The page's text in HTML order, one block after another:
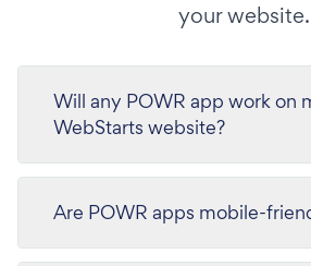
your website.
Will any POWR app work on
WebStarts website?
Are POWR apps mobile-